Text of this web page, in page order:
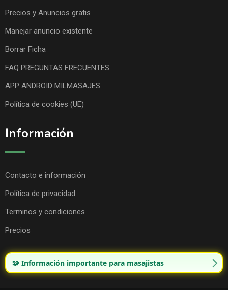
Precios y Anuncios gratis
Manejar anuncio existente
Borrar Ficha
FAQ PREGUNTAS FRECUENTES
APP ANDROID MILMASAJES
Política de cookies (UE)
Información
Contacto e información
Política de privacidad
Terminos y condiciones
Precios
🧩 Información importante para masajistas